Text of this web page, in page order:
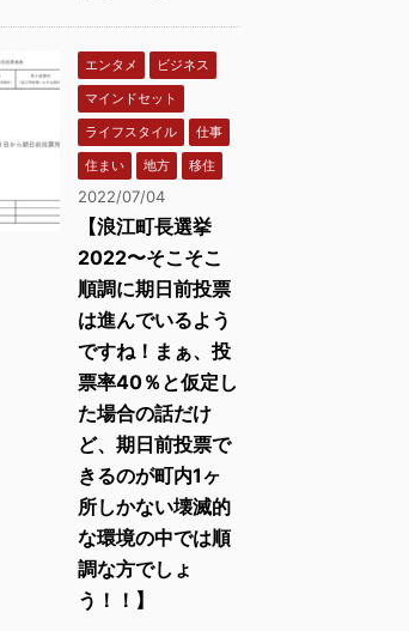
エンタメ
ビジネス
マインドセット
ライフスタイル
仕事
住まい
地方 移住
2022/07/04
【浪江町長選挙
2022〜そこそこ
順調に期日前投票
は進んでいるよう
ですね！まぁ、投
票率40％と仮定し
た場合の話だけ
ど、期日前投票で
きるのが町内1ヶ
所しかない壊滅的
な環境の中では順
調な方でしょ
う！！】